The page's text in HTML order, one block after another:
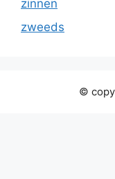
zinnen
zweeds
©